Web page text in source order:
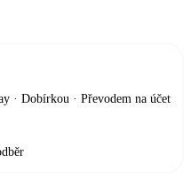
· Dobírkou · Převodem na účet